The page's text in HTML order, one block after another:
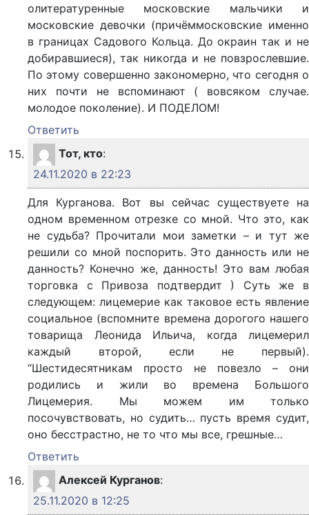
олитературенные московские мальчики и
московские девочки (причёммосковские именно
в границах Садового Кольца. До окраин так и не
добиравшиеся), так никогда и не повзрослевшие.
По этому совершенно закономерно, что сегодня о
них почти не вспоминают ( вовсяком случае.
молодое поколение). И ПОДЕЛОМ!
Ответить
Тот, кто:
24.11.2020 в 22:23
Для Курганова. Вот вы сейчас существуете на
одном временном отрезке со мной. Что это, как
не судьба? Прочитали мои заметки – и тут же
решили со мной поспорить. Это данность или не
данность? Конечно же, данность! Это вам любая
торговка с Привоза подтвердит ) Суть же в
следующем: лицемерие как таковое есть явление
социальное (вспомните времена дорогого нашего
товарища Леонида Ильича, когда лицемерил
каждый второй, если не первый).
“Шестидесятникам просто не повезло – они
родились и жили во времена Большого
Лицемерия. Мы можем им только
посочувствовать, но судить… пусть время судит,
оно бесстрастно, не то что мы все, грешные…
Ответить
Алексей Курганов:
25.11.2020 в 12:25